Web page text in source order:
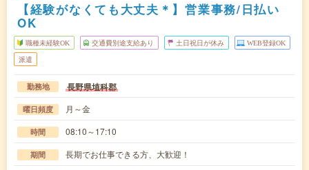
【経験がなくても大丈夫＊】営業事務/日払い
OK
職種未経験OK 交通費別途支給あり 土日祝日が休み WEB登録OK
派遣
勤務地 長野県埴科郡
曜日頻度 月～金
時間 08:10～17:10
期間 長期でお仕事できる方、大歓迎！